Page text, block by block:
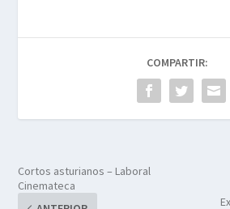
COMPARTIR:
Cortos asturianos – Laboral
Cinemateca